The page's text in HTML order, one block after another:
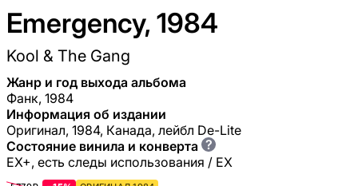
Emergency, 1984
Kool & The Gang
Жанр и год выхода альбома
Фанк, 1984
Информация об издании
Оригинал, 1984, Канада, лейбл De-Lite
Состояние винила и конверта ?
EX+, есть следы использования / EX